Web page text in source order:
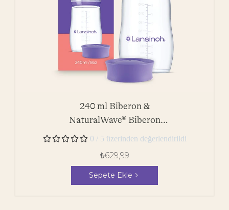
240 ml Biberon &
NaturalWave® Biberon
Emziği
 0 / 5 üzerinden değerlendirildi
₺629,99
Sepete Ekle